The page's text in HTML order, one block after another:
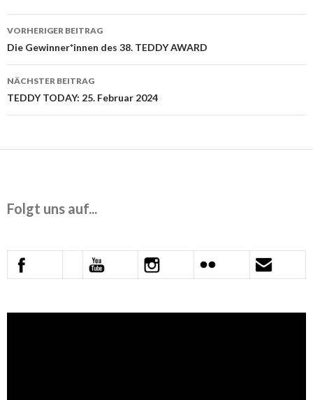
Beitrags-
Navigation
VORHERIGER BEITRAG
Die Gewinner*innen des 38. TEDDY AWARD
NÄCHSTER BEITRAG
TEDDY TODAY: 25. Februar 2024
Folgt uns auf...